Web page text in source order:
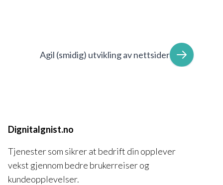
Agil (smidig) utvikling av nettsider
Dignitalgnist.no
Tjenester som sikrer at bedrift din opplever
vekst gjennom bedre brukerreiser og
kundeopplevelser.